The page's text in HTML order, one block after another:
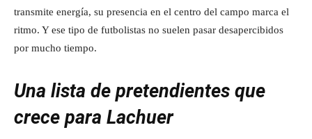
transmite energía, su presencia en el centro del campo marca el
ritmo. Y ese tipo de futbolistas no suelen pasar desapercibidos
por mucho tiempo.
Una lista de pretendientes que
crece para Lachuer